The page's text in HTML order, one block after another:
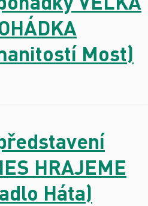
Most)
HRAJEME
Háta)